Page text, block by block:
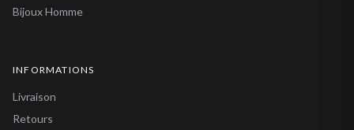
Bijoux Homme
INFORMATIONS
Livraison
Retours